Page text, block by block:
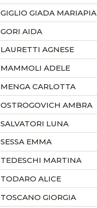
GIGLIO GIADA MARIAPIA
GORI AIDA
LAURETTI AGNESE
MAMMOLI ADELE
MENGA CARLOTTA
OSTROGOVICH AMBRA
SALVATORI LUNA
SESSA EMMA
TEDESCHI MARTINA
TODARO ALICE
TOSCANO GIORGIA